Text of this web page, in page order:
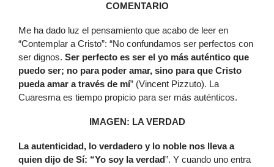
COMENTARIO
Me ha dado luz el pensamiento que acabo de leer en
“Contemplar a Cristo”: “No confundamos ser perfectos con
ser dignos. Ser perfecto es ser el yo más auténtico que
puedo ser; no para poder amar, sino para que Cristo
pueda amar a través de mí” (Vincent Pizzuto). La
Cuaresma es tiempo propicio para ser más auténticos.
IMAGEN: LA VERDAD
La autenticidad, lo verdadero y lo noble nos lleva a
quien dijo de Sí: “Yo soy la verdad”. Y cuando uno entra